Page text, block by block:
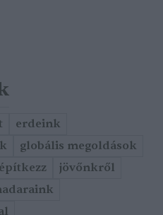
erdeink
globális megoldások
jövőnkről